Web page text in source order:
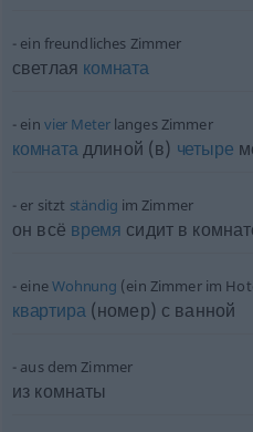
ein freundliches Zimmer
светлая комната
ein vier Meterlanges Zimmer
комнатадлиной (в) четыре
er sitzt ständig im Zimmer
он всё время сидит в
eineWohnung (ein Zimmer im
квартира(номер) с ванной
aus dem Zimmer
из комнаты